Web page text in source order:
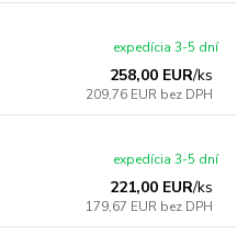
258,00 EUR/ks
209,76 EUR bez DPH
expedícia 3-5 dní
221,00 EUR/ks
179,67 EUR bez DPH
expedícia 3-5 dní